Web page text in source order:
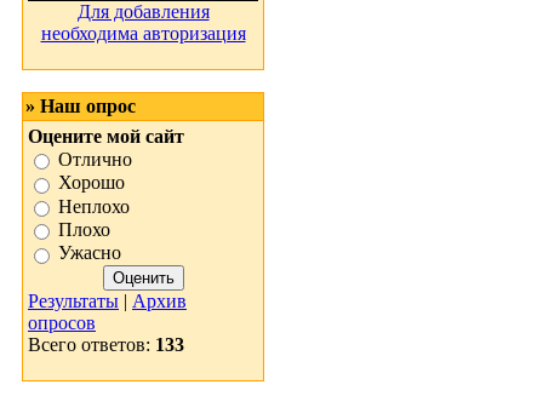
Для добавления
необходима авторизация
» Наш опрос
Оцените мой сайт
Отлично
Хорошо
Неплохо
Плохо
Ужасно
Результаты | Архив
опросов
Всего ответов: 133